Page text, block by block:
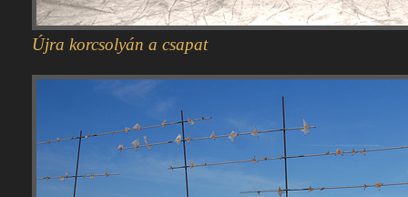
Újra korcsolyán a csapat